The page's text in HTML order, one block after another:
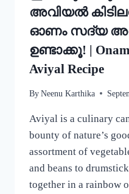
അവിയൽ
ഓണം സദ്യ
ഉണ്ടാക്കൂ! | Onam
Aviyal Recipe
By Neenu Karthika
Aviyal is a culinary
bounty of nature’s
assortment of
and beans to
together in a rainbow